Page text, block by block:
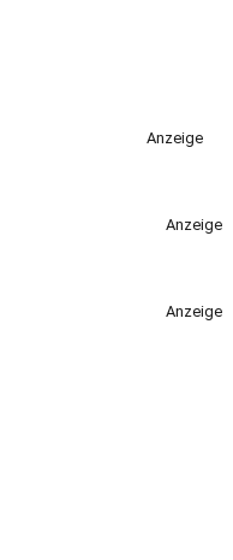
Anzeige
Anzeige
Anzeige